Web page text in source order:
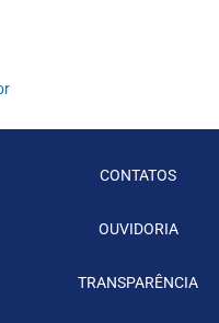
CONTATOS
OUVIDORIA
TRANSPARÊNCIA